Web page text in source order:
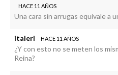
Tambien creo que si sirve de
buenos OJOS, eso si……. mi gran
HACE 11 AÑOS
Una cara sin arrugas equivale a
italeri HACE 11 AÑOS
¿Y con esto no se meten los
Reina?